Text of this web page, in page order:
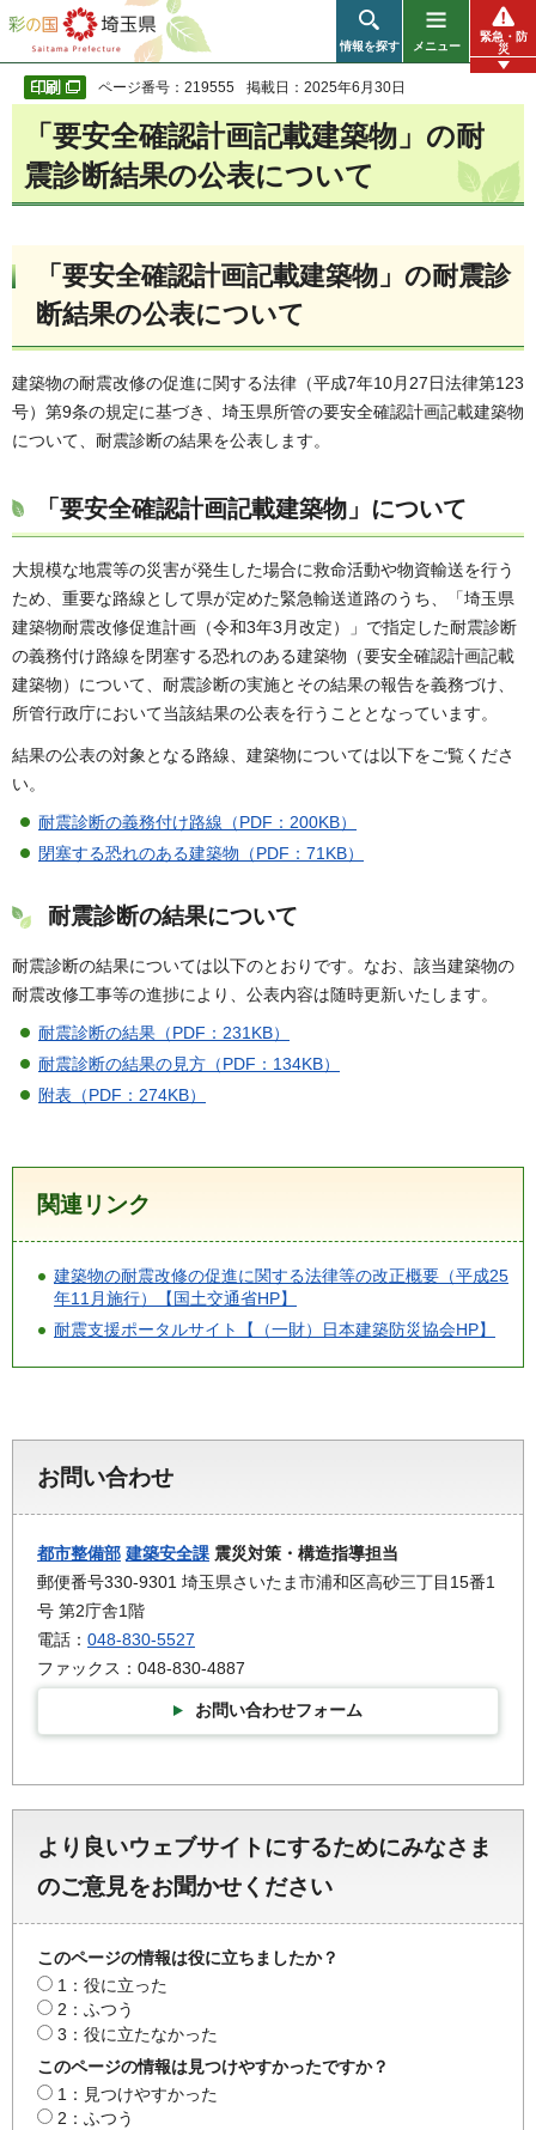
彩の国 埼玉県
情報を探す メニュー
緊急・防
災
ページ番号：219555 掲載日：2025年6月30日
「要安全確認計画記載建築物」の耐
震診断結果の公表について
「要安全確認計画記載建築物」の耐震診
断結果の公表について
建築物の耐震改修の促進に関する法律（平成7年10月27日法律第123
号）第9条の規定に基づき、埼玉県所管の要安全確認計画記載建築物
について、耐震診断の結果を公表します。
「要安全確認計画記載建築物」について
大規模な地震等の災害が発生した場合に救命活動や物資輸送を行う
ため、重要な路線として県が定めた緊急輸送道路のうち、「埼玉県
建築物耐震改修促進計画（令和3年3月改定）」で指定した耐震診断
の義務付け路線を閉塞する恐れのある建築物（要安全確認計画記載
建築物）について、耐震診断の実施とその結果の報告を義務づけ、
所管行政庁において当該結果の公表を行うこととなっています。
結果の公表の対象となる路線、建築物については以下をご覧くださ
い。
耐震診断の義務付け路線（PDF：200KB）
閉塞する恐れのある建築物（PDF：71KB）
耐震診断の結果について
耐震診断の結果については以下のとおりです。なお、該当建築物の
耐震改修工事等の進捗により、公表内容は随時更新いたします。
耐震診断の結果（PDF：231KB）
耐震診断の結果の見方（PDF：134KB）
附表（PDF：274KB）
関連リンク
建築物の耐震改修の促進に関する法律等の改正概要（平成25
年11月施行）【国土交通省HP】
耐震支援ポータルサイト【（一財）日本建築防災協会HP】
お問い合わせ
都市整備部 建築安全課 震災対策・構造指導担当
郵便番号330-9301 埼玉県さいたま市浦和区高砂三丁目15番1
号 第2庁舎1階
電話： 048-830-5527
ファックス：048-830-4887
お問い合わせフォーム
より良いウェブサイトにするためにみなさま
のご意見をお聞かせください
このページの情報は役に立ちましたか？
1：役に立った
2：ふつう
3：役に立たなかった
このページの情報は見つけやすかったですか？
1：見つけやすかった
2：ふつう